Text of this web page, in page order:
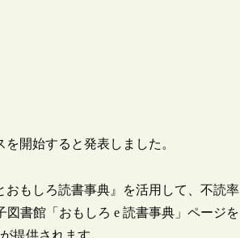
開始すると発表しました。
もしろ読書事典』を活用して、不読率
書館「おもしろ e 読書事典」ページを
提供されます。